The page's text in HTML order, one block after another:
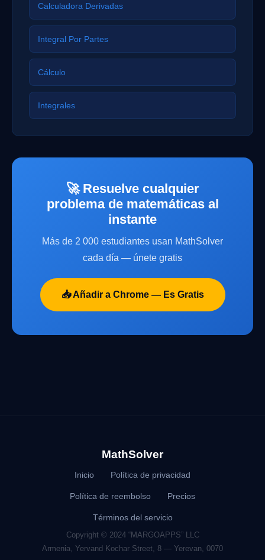
Calculadora Derivadas
Integral Por Partes
Cálculo
Integrales
🚀 Resuelve cualquier
problema de matemáticas al
instante
Más de 2 000 estudiantes usan MathSolver
cada día — únete gratis
📥 Añadir a Chrome — Es Gratis
MathSolver
Inicio Política de privacidad
Política de reembolso Precios
Términos del servicio
Copyright © 2024 “MARGOAPPS” LLC
Armenia, Yervand Kochar Street, 8 — Yerevan, 0070